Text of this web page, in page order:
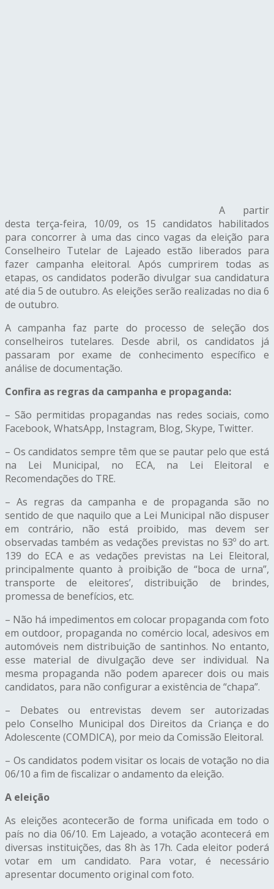
A partir
desta terça-feira, 10/09, os 15 candidatos habilitados
para concorrer à uma das cinco vagas da eleição para
Conselheiro Tutelarde Lajeado estão liberados para
fazer campanha eleitoral. Após cumprirem todas as
etapas, os candidatos poderão divulgar sua candidatura
até dia 5 de outubro. As eleições serão realizadas no dia 6
de outubro.
A campanha faz parte do processo de seleção dos
conselheiros tutelares. Desde abril, os candidatos já
passaram porexame de conhecimento específicoe
análise de documentação.
Confira as regras da campanha e propaganda:
– São permitidas propagandas nas redes sociais, como
Facebook, WhatsApp, Instagram, Blog, Skype, Twitter.
– Os candidatos sempre têm que se pautar pelo que está
na Lei Municipal, no ECA, na Lei Eleitoral e
Recomendações do TRE.
– As regras da campanha e de propaganda são no
sentido de que naquilo que a Lei Municipal não dispuser
em contrário, não está proibido, mas devem ser
observadas também as vedações previstas no §3º do art.
139 do ECA e as vedações previstas na Lei Eleitoral,
principalmente quanto à proibição de “boca de urna”,
transporte de eleitores’, distribuição de brindes,
promessa de benefícios, etc.
– Não há impedimentos em colocar propaganda com foto
em outdoor, propaganda no comércio local, adesivos em
automóveis nem distribuição de santinhos. No entanto,
esse material de divulgação deve ser individual. Na
mesma propaganda não podem aparecer dois ou mais
candidatos, para não configurar a existência de “chapa”.
– Debates ou entrevistas devem ser autorizadas
pelo Conselho Municipal dos Direitos da Criança e do
Adolescente (COMDICA), por meio da Comissão Eleitoral.
– Os candidatos podem visitar os locais de votação no dia
06/10 a fim de fiscalizar o andamento da eleição.
A eleição
As eleições acontecerão de forma unificada em todo o
país no dia 06/10. Em Lajeado, a votação acontecerá em
diversas instituições, das 8h às 17h. Cada eleitor poderá
votar em um candidato. Para votar, é necessário
apresentar documento original com foto.